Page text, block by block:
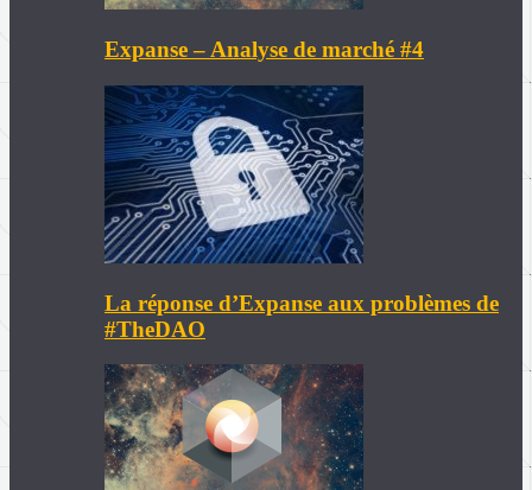
Expanse – Analyse de marché #4
La réponse d’Expanse aux problèmes de
#TheDAO